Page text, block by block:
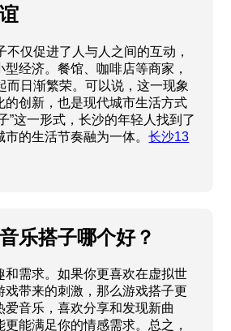
不仅促进了人与人之间的互动，
经济。餐馆、咖啡店等商家，
而日渐繁荣。可以说，这一现象
的创新，也是现代城市生活方式
”这一形式，长沙的年轻人找到了
市的生活节奏融为一体。长沙13
乐搭子哪个好？
和需求。如果你更喜欢在虚拟世
戏带来的刺激，那么游戏搭子更
爱音乐，喜欢分享和发现新曲
能满足你的情感需求。总之，